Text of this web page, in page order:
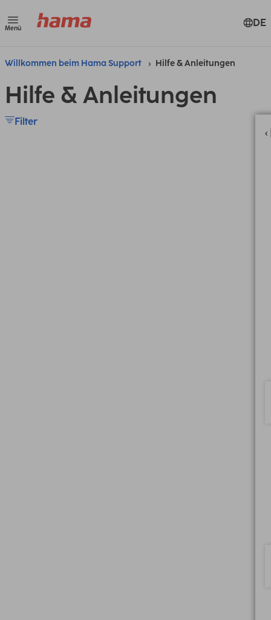
Menü DE
Willkommen beim Hama Support Hilfe & Anleitungen
Hilfe & Anleitungen
Filter